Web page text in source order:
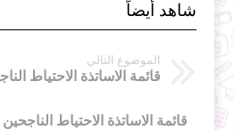
شاهد أيضاً
الموضوع التالي